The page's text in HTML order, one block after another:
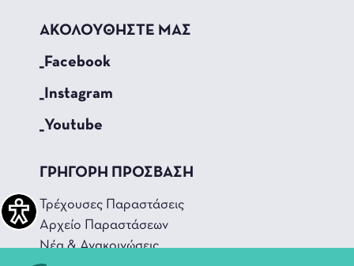
ΑΚΟΛΟΥΘΗΣΤΕ ΜΑΣ
_Facebook
_Instagram
_Youtube
ΓΡΗΓΟΡΗ ΠΡΟΣΒΑΣΗ
Τρέχουσες Παραστάσεις
Αρχείο Παραστάσεων
Νέα & Ανακοινώσεις